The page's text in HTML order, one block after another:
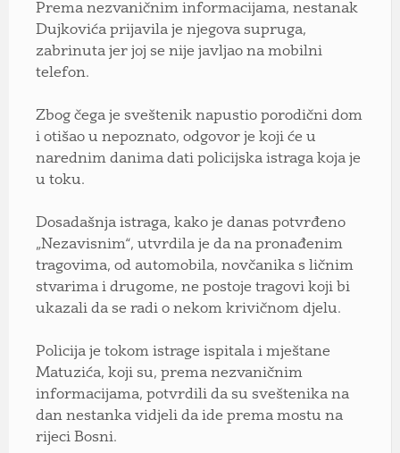
Prema nezvaničnim informacijama, nestanak
Dujkovića prijavila je njegova supruga,
zabrinuta jer joj se nije javljao na mobilni
telefon.
Zbog čega je sveštenik napustio porodični dom
i otišao u nepoznato, odgovor je koji će u
narednim danima dati policijska istraga koja je
u toku.
Dosadašnja istraga, kako je danas potvrđeno
„Nezavisnim“, utvrdila je da na pronađenim
tragovima, od automobila, novčanika s ličnim
stvarima i drugome, ne postoje tragovi koji bi
ukazali da se radi o nekom krivičnom djelu.
Policija je tokom istrage ispitala i mještane
Matuzića, koji su, prema nezvaničnim
informacijama, potvrdili da su sveštenika na
dan nestanka vidjeli da ide prema mostu na
rijeci Bosni.